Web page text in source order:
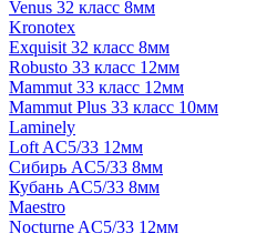
Venus 32 класс 8мм
Kronotex
Exquisit 32 класс 8мм
Robusto 33 класс 12мм
Mammut 33 класс 12мм
Mammut Plus 33 класс 10мм
Laminely
Loft AC5/33 12мм
Сибирь AC5/33 8мм
Кубань AC5/33 8мм
Maestro
Nocturne AC5/33 12мм